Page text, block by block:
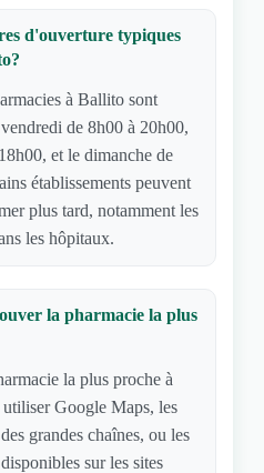
d'ouverture typiques
à Ballito sont
de 8h00 à 20h00,
et le dimanche de
établissements peuvent
plus tard, notamment les
les hôpitaux.
la pharmacie la plus
la plus proche à
Google Maps, les
grandes chaînes, ou les
sur les sites